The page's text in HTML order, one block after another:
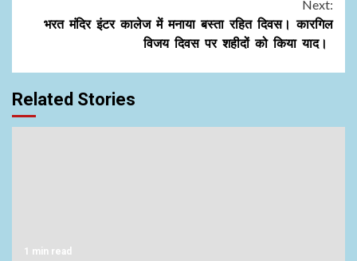
Next:
भरत मंदिर इंटर कालेज में मनाया बस्ता रहित दिवस। कारगिल
विजय दिवस पर शहीदों को किया याद।
Related Stories
1 min read